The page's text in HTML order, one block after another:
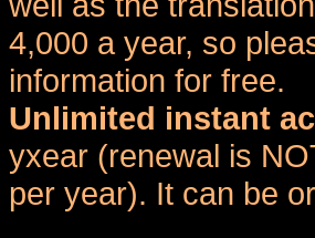
4,000 a year, so
information for free.
Unlimited instant
yxear (renewal is
per year). It can be